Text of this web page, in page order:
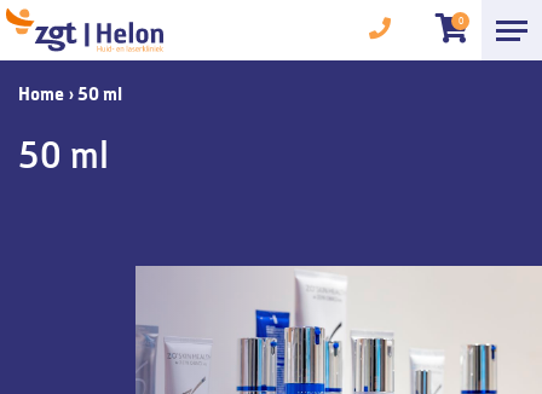
0
Home ›50 ml
50 ml